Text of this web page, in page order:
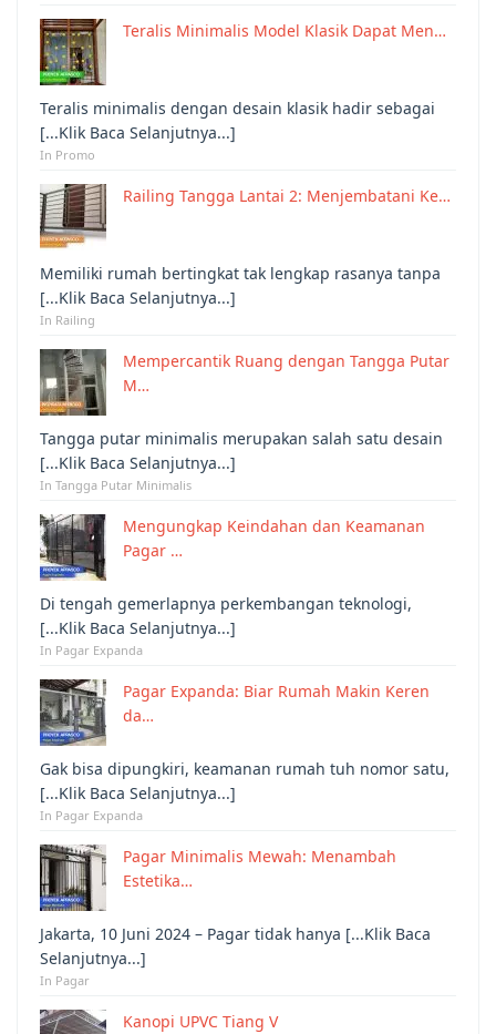
Teralis Minimalis Model Klasik Dapat Men…
Teralis minimalis dengan desain klasik hadir sebagai
[...Klik Baca Selanjutnya...]
In Promo
Railing Tangga Lantai 2: Menjembatani Ke…
Memiliki rumah bertingkat tak lengkap rasanya tanpa
[...Klik Baca Selanjutnya...]
In Railing
Mempercantik Ruang dengan Tangga Putar
M…
Tangga putar minimalis merupakan salah satu desain
[...Klik Baca Selanjutnya...]
In Tangga Putar Minimalis
Mengungkap Keindahan dan Keamanan
Pagar …
Di tengah gemerlapnya perkembangan teknologi,
[...Klik Baca Selanjutnya...]
In Pagar Expanda
Pagar Expanda: Biar Rumah Makin Keren
da…
Gak bisa dipungkiri, keamanan rumah tuh nomor satu,
[...Klik Baca Selanjutnya...]
In Pagar Expanda
Pagar Minimalis Mewah: Menambah
Estetika…
Jakarta, 10 Juni 2024 – Pagar tidak hanya [...Klik Baca
Selanjutnya...]
In Pagar
Kanopi UPVC Tiang V